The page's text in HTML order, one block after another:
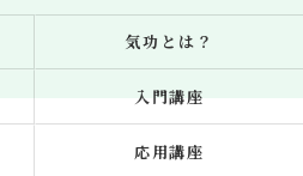
気功とは？
入門講座
応用講座